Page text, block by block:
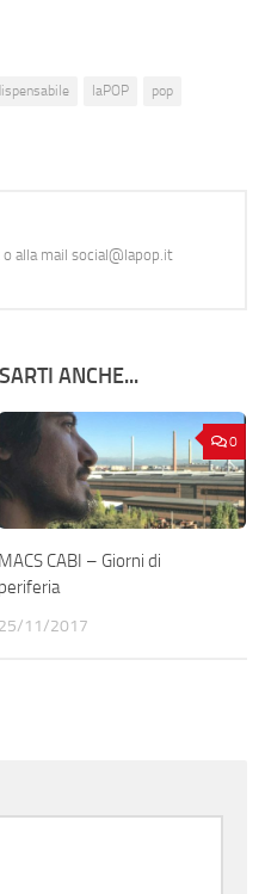
laPOP
pop
alla mail social@lapop.it
ANCHE...
0
MACS CABI – Giorni di
periferia
25/11/2017